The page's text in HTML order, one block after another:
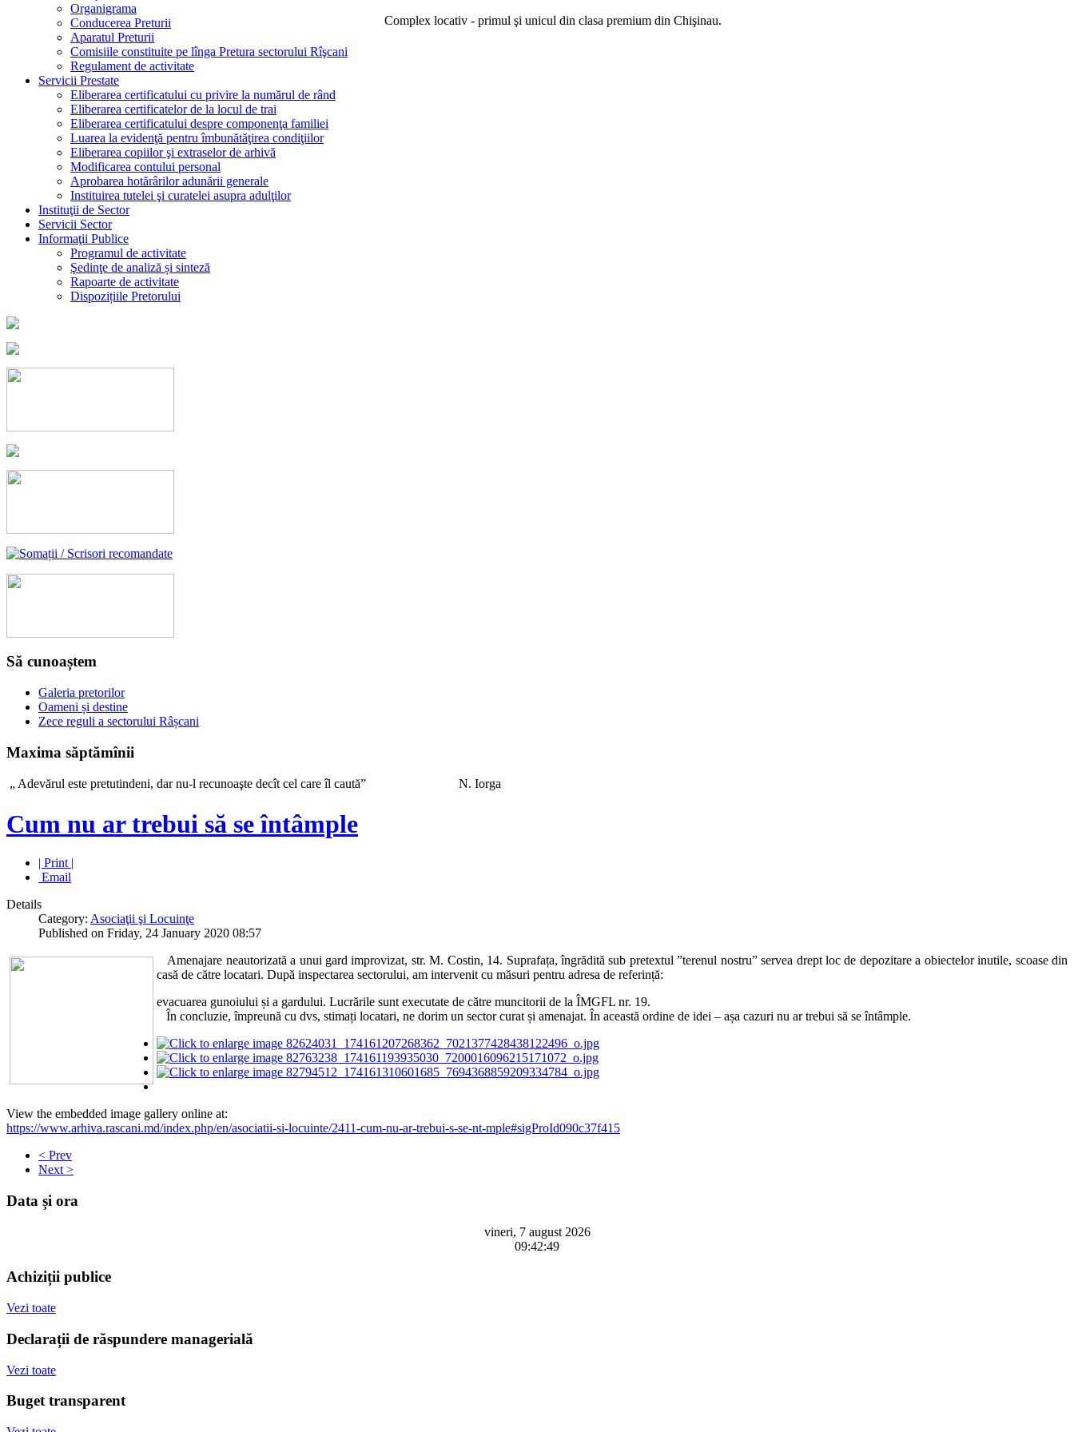
Complex locativ - primul şi unicul din clasa premium din Chişinau.
Organigrama
Conducerea Preturii
Aparatul Preturii
Comisiile constituite pe lînga Pretura sectorului Rîşcani
Regulament de activitate
Servicii Prestate
Eliberarea certificatului cu privire la numărul de rând
Eliberarea certificatelor de la locul de trai
Eliberarea certificatului despre componenţa familiei
Luarea la evidenţă pentru îmbunătăţirea condiţiilor
Eliberarea copiilor şi extraselor de arhivă
Modificarea contului personal
Aprobarea hotărârilor adunării generale
Instituirea tutelei şi curatelei asupra adulţilor
Instituţii de Sector
Servicii Sector
Informaţii Publice
Programul de activitate
Şedinţe de analiză și sinteză
Rapoarte de activitate
Dispozițiile Pretorului
Să cunoaștem
Galeria pretorilor
Oameni și destine
Zece reguli a sectorului Râșcani
Maxima săptămînii
„ Adevărul este pretutindeni, dar nu-l recunoaşte decît cel care îl caută” N. Iorga
Cum nu ar trebui să se întâmple
| Print |
Email
Details
Category: Asociaţii şi Locuinţe
Published on Friday, 24 January 2020 08:57
Amenajare neautorizată a unui gard improvizat, str. M. Costin, 14. Suprafața, îngrădită sub pretextul ”terenul nostru” servea drept loc de depozitare a obiectelor inutile, scoase din
casă de către locatari. După inspectarea sectorului, am intervenit cu măsuri pentru adresa de referință:
evacuarea gunoiului și a gardului. Lucrările sunt executate de către muncitorii de la ÎMGFL nr. 19.
În concluzie, împreună cu dvs, stimați locatari, ne dorim un sector curat și amenajat. În această ordine de idei – așa cazuri nu ar trebui să se întâmple.
View the embedded image gallery online at:
https://www.arhiva.rascani.md/index.php/en/asociatii-si-locuinte/2411-cum-nu-ar-trebui-s-se-nt-mple#sigProId090c37f415
< Prev
Next >
Data și ora
vineri, 7 august 2026
09:42:49
Achiziții publice
Vezi toate
Declarații de răspundere managerială
Vezi toate
Buget transparent